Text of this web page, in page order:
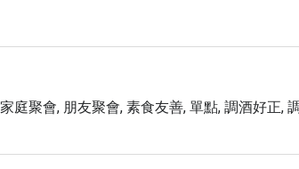
庭聚會, 朋友聚會, 素食友善, 單點, 調酒好正,